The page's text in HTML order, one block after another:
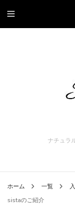
ナチュラ
ホーム 一覧
sistaのご紹介